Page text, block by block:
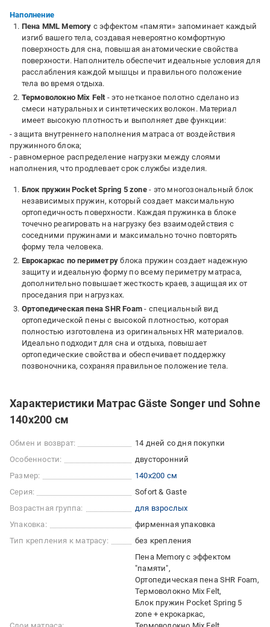
Наполнение
Пена MML Memory с эффектом «памяти» запоминает каждый
изгиб вашего тела, создавая невероятно комфортную
поверхность для сна, повышая анатомические свойства
поверхности. Наполнитель обеспечит идеальные условия для
расслабления каждой мышцы и правильного положение
тела во время отдыха.
Термоволокно Mix Felt - это нетканое полотно сделано из
смеси натуральных и синтетических волокон. Материал
имеет высокую плотность и выполняет две функции:
- защита внутреннего наполнения матраса от воздействия
пружинного блока;
- равномерное распределение нагрузки между слоями
наполнения, что продлевает срок службы изделия.
Блок пружин Pocket Spring 5 zone- это многозональный блок
независимых пружин, который создает максимальную
ортопедичность поверхности. Каждая пружинка в блоке
точечно реагировать на нагрузку без взаимодействия с
соседними пружинами и максимально точно повторять
форму тела человека.
Еврокаркас по периметру блока пружин создает надежную
защиту и идеальную форму по всему периметру матраса,
дополнительно повышает жесткость краев, защищая их от
проседания при нагрузках.
Ортопедическая пена SHR Foam - специальный вид
ортопедической пены с высокой плотностью, которая
полностью изготовлена из оригинальных HR материалов.
Идеально подходит для сна и отдыха, повышает
ортопедические свойства и обеспечивает поддержку
позвоночника, сохраняя правильное положение тела.
Характеристики Матрас Gäste Songer und Sohne
140x200 см
Обмен и возврат:
14 дней со дня покупки
Особенности:
двусторонний
Размер:
140x200 см
Серия:
Sofort & Gaste
Возрастная группа:
для взрослых
Упаковка:
фирменная упаковка
Тип крепления к матрасу:
без крепления
Пена Memory с эффектом
"памяти"
Ортопедическая пена SHR Foam
Термоволокно Mix Felt
Блок пружин Pocket Spring 5
zone + екрокаркас